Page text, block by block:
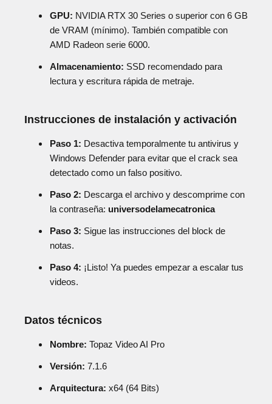
GPU: NVIDIA RTX 30 Series o superior con 6 GB
de VRAM (mínimo). También compatible con
AMD Radeon serie 6000.
Almacenamiento: SSD recomendado para
lectura y escritura rápida de metraje.
Instrucciones de instalación y activación
Paso 1: Desactiva temporalmente tu antivirus y
Windows Defender para evitar que el crack sea
detectado como un falso positivo.
Paso 2: Descarga el archivo y descomprime con
la contraseña: universodelamecatronica
Paso 3: Sigue las instrucciones del block de
notas.
Paso 4: ¡Listo! Ya puedes empezar a escalar tus
videos.
Datos técnicos
Nombre: Topaz Video AI Pro
Versión: 7.1.6
Arquitectura: x64 (64 Bits)